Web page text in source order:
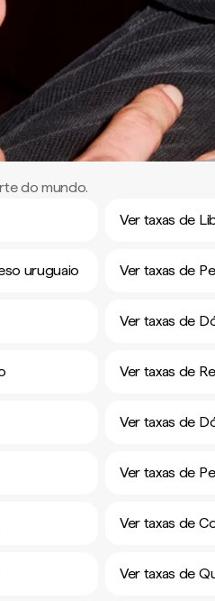
do mundo.
Ver taxas de
uruguaio Ver taxas de
Ver taxas de
Ver taxas de
Ver taxas de
Ver taxas de
Ver taxas de
Ver taxas de